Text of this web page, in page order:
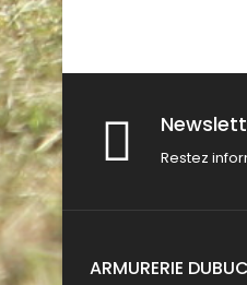
Restez
ARMURERIE DUBUC